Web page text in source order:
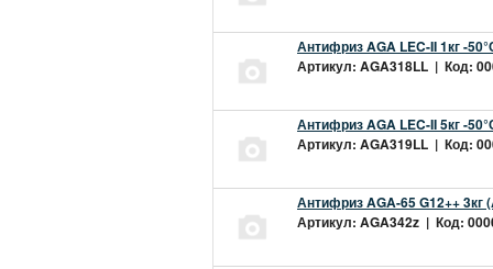
Антифриз AGA LEC-II 1кг -
Артикул: AGA318LL | Код:
Антифриз AGA LEC-II 5кг -
Артикул: AGA319LL | Код:
Антифриз AGA-65 G12++ 3кг
Артикул: AGA342z | Код: